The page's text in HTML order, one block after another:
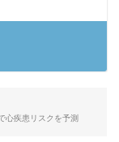
心疾患リスクを予測